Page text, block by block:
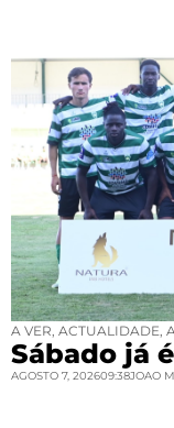
A VER ACTUALIDADE
Sábado já
AGOSTO 7, 202609:38JOAO